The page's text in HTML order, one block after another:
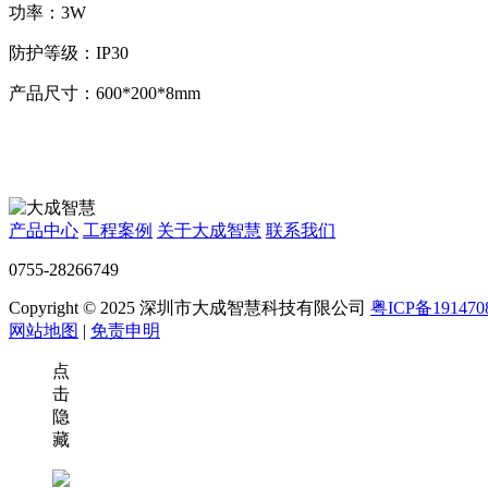
功率：3W
防护等级：IP30
产品尺寸：600*200*8mm
产品中心 工程案例 关于大成智慧 联系我们
0755-28266749
Copyright © 2025 深圳市大成智慧科技有限公司 粤ICP备
网站地图 | 免责申明
点
击
隐
藏